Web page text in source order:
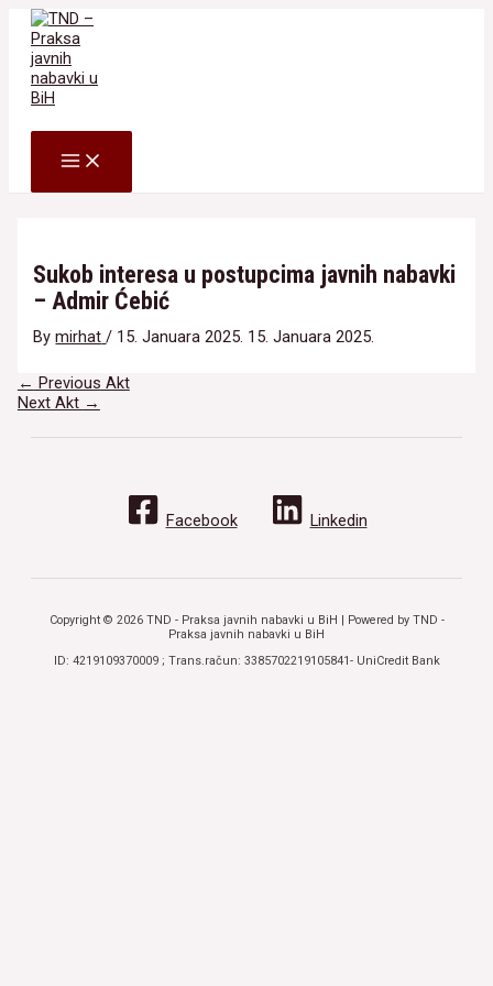
Skip
content
MAIN
MENU
Sukob interesa u postupcima javnih nabavki
– Admir Ćebić
Bymirhat / 15. Januara 2025. 15. Januara 2025.
Navigacija
članaka
← Previous Akt
Next Akt →
Facebook Linkedin
Copyright © 2026 TND - Praksa javnih nabavki u BiH | Powered by TND -
Praksa javnih nabavki u BiH
ID: 4219109370009 ; Trans.račun: 3385702219105841- UniCredit Bank